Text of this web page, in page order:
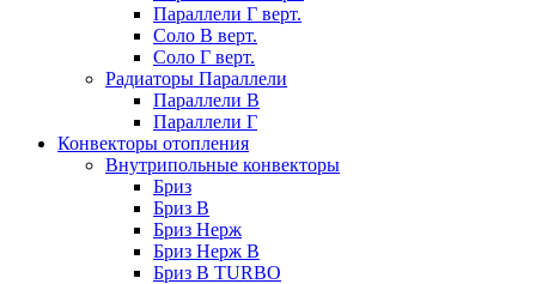
Параллели Г верт.
Соло В верт.
Соло Г верт.
Радиаторы Параллели
Параллели В
Параллели Г
Конвекторы отопления
Внутрипольные конвекторы
Бриз
Бриз В
Бриз Нерж
Бриз Нерж В
Бриз В TURBO